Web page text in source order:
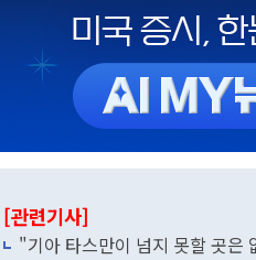
[관련기사]
"기아 타스만이 넘지 못할 곳은